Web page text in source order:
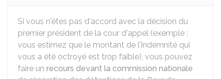
Si vous n'êtes pas d'accord avec la décision du
premier président de la cour d'appel (exemple :
vous estimez que le montant de l'indemnité qui
vous a été octroyé est trop faible), vous pouvez
faire un recours devant la commission nationale